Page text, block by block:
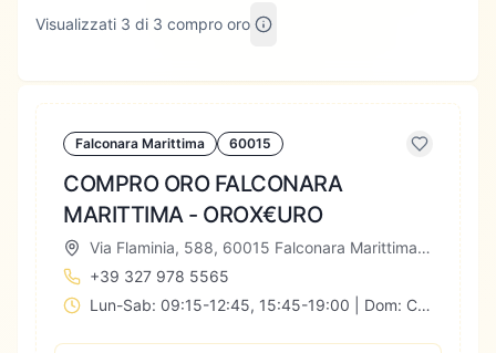
Visualizzati 3 di 3 compro oro
Falconara Marittima 60015
COMPRO ORO FALCONARA
MARITTIMA - OROX€URO
Via Flaminia, 588, 60015 Falconara Marittima AN, Italia
+39 327 978 5565
Lun-Sab: 09:15-12:45, 15:45-19:00 | Dom: Chiuso